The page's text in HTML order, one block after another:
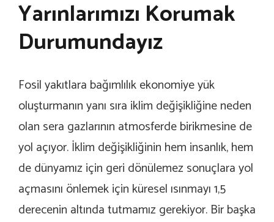
Yarınlarımızı Korumak
Durumundayız
Fosil yakıtlara bağımlılık ekonomiye yük
oluşturmanın yanı sıra iklim değişikliğine neden
olan sera gazlarının atmosferde birikmesine de
yol açıyor. İklim değişikliğinin hem insanlık, hem
de dünyamız için geri dönülemez sonuçlara yol
açmasını önlemek için küresel ısınmayı 1,5
derecenin altında tutmamız gerekiyor. Bir başka